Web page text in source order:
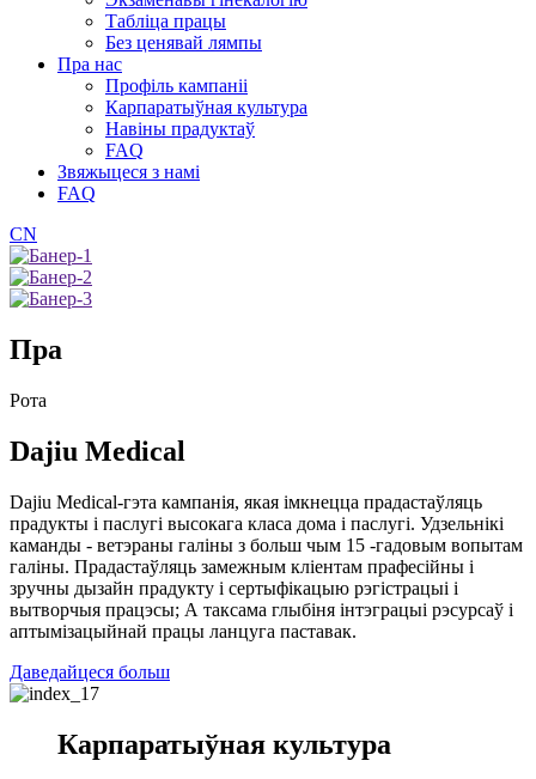
Табліца працы
Без ценявай лямпы
Пра нас
Профіль кампаніі
Карпаратыўная культура
Навіны прадуктаў
FAQ
Звяжыцеся з намі
FAQ
CN
Пра
Рота
Dajiu Medical
Dajiu Medical-гэта кампанія, якая імкнецца прадастаўляць
прадукты і паслугі высокага класа дома і паслугі. Удзельнікі
каманды - ветэраны галіны з больш чым 15 -гадовым вопытам
галіны. Прадастаўляць замежным кліентам прафесійны і
зручны дызайн прадукту і сертыфікацыю рэгістрацыі і
вытворчыя працэсы; А таксама глыбіня інтэграцыі рэсурсаў і
аптымізацыйнай працы ланцуга паставак.
Даведайцеся больш
Карпаратыўная культура